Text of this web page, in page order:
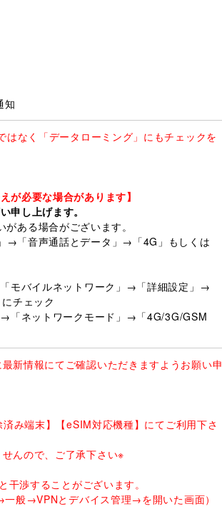
知
なく「データローミング」にもチェックを
が必要な場合があります】
申し上げます。
ある場合がございます。
→「音声通話とデータ」→「4G」もしくは
モバイルネットワーク」→「詳細設定」→
チェック
「ネットワークモード」→「4G/3G/GSM
新情報にてご確認いただきますようお願い申
み端末】【eSIM対応機種】にてご利用下さ
んので、ご了承下さい※
渉することがございます。
般→VPNとデバイス管理→を開いた画面）